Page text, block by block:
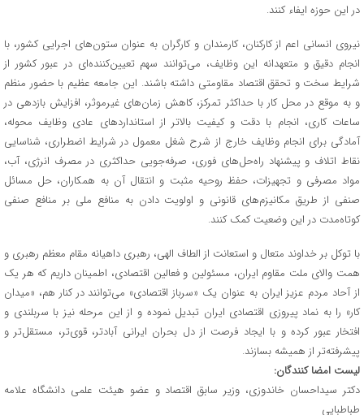
در این حوزه ایفاء کنند.
نیروی انسانی اعم از کارکنان، کارمندان و کارگران به عنوان ستون‌های اجرایی کشور، با
انجام دقیق و متعهدانه این وظایف، می‌توانند سهم تعیین‌کننده‌ای در عبور کشور از
شرایط سخت و تحقق اقتصاد مقاومتی داشته باشند. این جامعه عظیم با حضور منظم
و به موقع در محل کار با حداکثر تمرکز، کاهش زمان‌های غیرموثر، افزایش بازدهی در
ساعات کاری، انجام با دقت و کیفیت بالاتر از استانداردهای عادی وظایف محوله،
آمادگی برای انجام وظایف خارج از شرح شغل معمول در شرایط اضطراری، شناسایی
نقاط اتلاف و پیشنهاد راه‌حل‌های فوری، صرفه‌جویی حداکثری در مصرف انرژی، آب،
مواد مصرفی و تجهیزات، حفظ روحیه مثبت و انتقال آن به همکاران، حل مسائل
صنفی از طریق مکانیزم‌های قانونی و اولویت دادن به منافع ملی بر منافع صنفی
کوتاه‌مدت در این وضعیت کمک کنند.
با توکل بر خداوند متعال و استعانت از الطاف الهی، رهبری داهیانه مقام معظم رهبری و
همت والای ملت مقاوم ایران، مسئولین و فعالین اقتصادی، اطمینان داریم که هر یک
از آحاد مردم عزیز ایران به‌ عنوان یک «سرباز اقتصادی» می‌توانند در کنار هم، «میدان
کار» را به نماد پیروزی اقتصادی ایران تبدیل نموده و از این مرحله نیز با سربلندی و
افتخار عبور کرده و با ایجاد فرصت از دل بحران ایرانی آبادتر، قوی‌تر، مستقل‌تر و
پیشرفته‌تر از همیشه بسازند.
لیست امضا کنندگان:
دکتر سیداحسان خاندوزی، وزیر سابق اقتصاد و عضو هیئت علمی دانشگاه علامه
طباطبایی